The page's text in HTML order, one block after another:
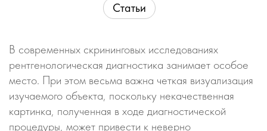
Статьи
В современных скрининговых исследованиях
рентгенологическая диагностика занимает особое
место. При этом весьма важна четкая визуализация
изучаемого объекта, поскольку некачественная
картинка, полученная в ходе диагностической
процедуры, может привести к неверно